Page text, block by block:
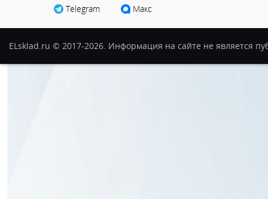
Telegram Макс
ELsklad.ru © 2017-2026. Информация на сайте не является